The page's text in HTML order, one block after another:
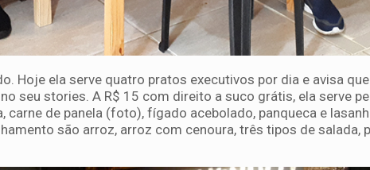
Hoje ela serve quatro pratos executivos por dia e avisa
seu stories. A R$ 15 com direito a suco grátis, ela serve
carne de panela (foto), fígado acebolado, panqueca e
são arroz, arroz com cenoura, três tipos de salada,